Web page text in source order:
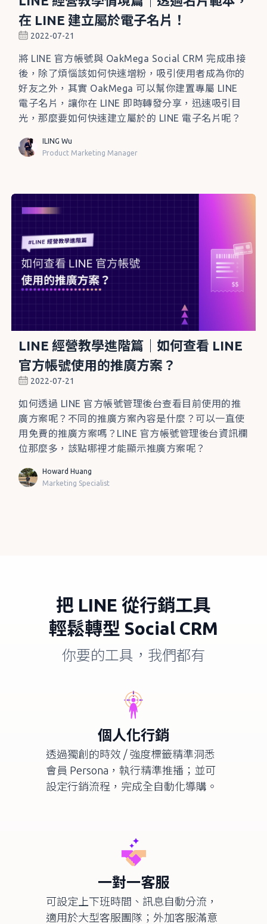
在 LINE 建立屬於電子名片！
2022-07-21
將 LINE 官方帳號與 OakMega Social CRM 完成串接
後，除了煩惱該如何快速增粉，吸引使用者成為你的
好友之外，其實 OakMega 可以幫你建置專屬 LINE
電子名片，讓你在 LINE 即時轉發分享，迅速吸引目
光，那麼要如何快速建立屬於的 LINE 電子名片呢？
ILING Wu
Product Marketing Manager
LINE 經營教學進階篇｜如何查看 LINE
官方帳號使用的推廣方案？
2022-07-21
如何透過 LINE 官方帳號管理後台查看目前使用的推
廣方案呢？不同的推廣方案內容是什麼？可以一直使
用免費的推廣方案嗎？LINE 官方帳號管理後台資訊欄
位那麼多，該點哪裡才能顯示推廣方案呢？
Howard Huang
Marketing Specialist
把 LINE 從行銷工具
輕鬆轉型 Social CRM
你要的工具，我們都有
個人化行銷
透過獨創的時效 / 強度標籤精準洞悉
會員 Persona ，執行精準推播；並可
設定行銷流程，完成全自動化導購。
一對一客服
可設定上下班時間、訊息自動分流，
適用於大型客服團隊；外加客服滿意